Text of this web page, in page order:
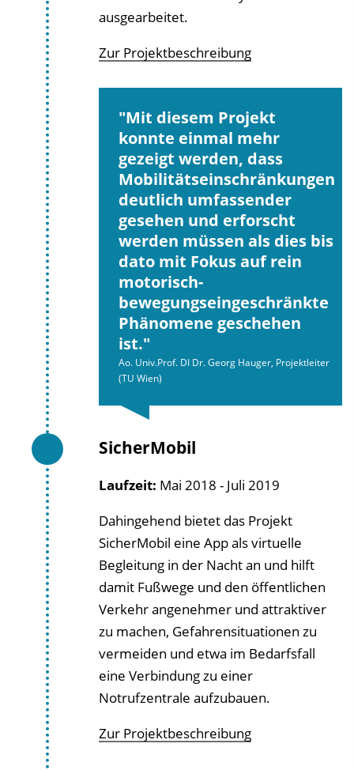
ausgearbeitet.
Zur Projektbeschreibung
Mit diesem Projekt
konnte einmal mehr
gezeigt werden, dass
Mobilitätseinschränkungen
deutlich umfassender
gesehen und erforscht
werden müssen als dies bis
dato mit Fokus auf rein
motorisch-
bewegungseingeschränkte
Phänomene geschehen
ist.
Ao. Univ.Prof. DI Dr. Georg Hauger, Projektleiter
(TU Wien)
SicherMobil
Laufzeit: Mai 2018 - Juli 2019
Dahingehend bietet das Projekt
SicherMobil eine App als virtuelle
Begleitung in der Nacht an und hilft
damit Fußwege und den öffentlichen
Verkehr angenehmer und attraktiver
zu machen, Gefahrensituationen zu
vermeiden und etwa im Bedarfsfall
eine Verbindung zu einer
Notrufzentrale aufzubauen.
Zur Projektbeschreibung